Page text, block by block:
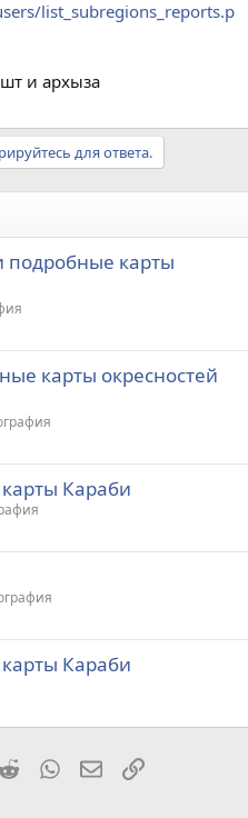
list_subregions_reports.p
и архыза
для ответа.
подробные карты
карты окресностей
Караби
Караби
RedditWhatsAppЭлектронная
Ссылка